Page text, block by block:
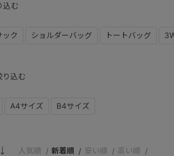
込む
ック ショルダーバッグ トートバッグ
り込む
A4サイズ B4サイズ
人気順 新着順 安い順 高い順